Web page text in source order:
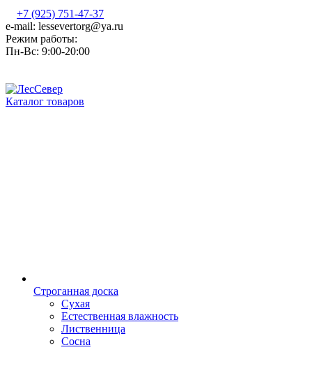
+7 (925) 751-47-37
e-mail: lessevertorg@ya.ru
Режим работы:
Пн-Вс: 9:00-20:00
Каталог товаров
Строганная доска
Сухая
Естественная влажность
Лиственница
Сосна